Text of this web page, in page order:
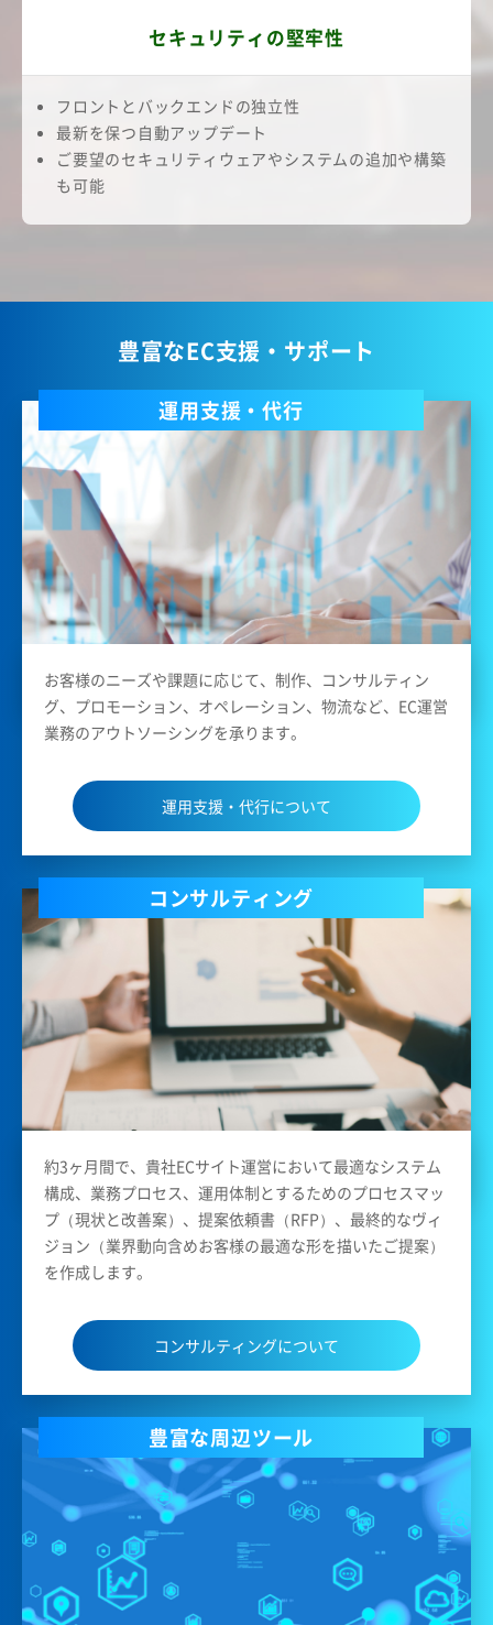
セキュリティの堅牢性
フロントとバックエンドの独立性
最新を保つ自動アップデート
ご要望のセキュリティウェアやシステムの追加や構築
も可能
豊富なEC支援・サポート
運用支援・代行
お客様のニーズや課題に応じて、制作、コンサルティン
グ、プロモーション、オペレーション、物流など、EC運営
業務のアウトソーシングを承ります。
運用支援・代行について
コンサルティング
約3ヶ月間で、貴社ECサイト運営において最適なシステム
構成、業務プロセス、運用体制とするためのプロセスマッ
プ（現状と改善案）、提案依頼書（RFP）、最終的なヴィ
ジョン（業界動向含めお客様の最適な形を描いたご提案）
を作成します。
コンサルティングについて
豊富な周辺ツール